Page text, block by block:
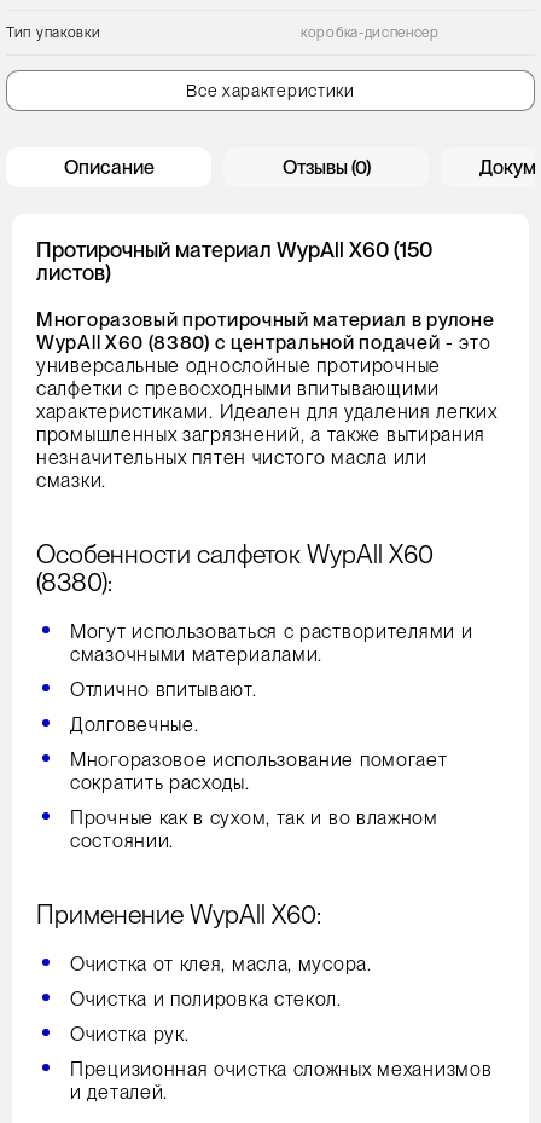
Тип упаковки коробка-диспенсер
Все характеристики
Описание Отзывы (0)
Протирочный материал WypAll X60 (150
листов)
Многоразовый протирочный материал в рулоне
WypAll X60 (8380) с центральной подачей - это
универсальные однослойные протирочные
салфетки с превосходными впитывающими
характеристиками. Идеален для удаления легких
промышленных загрязнений, а также вытирания
незначительных пятен чистого масла или
смазки.
Особенности салфеток WypAll X60
(8380):
Могут использоваться с растворителями и
смазочными материалами.
Отлично впитывают.
Долговечные.
Многоразовое использование помогает
сократить расходы.
Прочные как в сухом, так и во влажном
состоянии.
Применение WypAll X60:
Очистка от клея, масла, мусора.
Очистка и полировка стекол.
Очистка рук.
Прецизионная очистка сложных механизмов
и деталей.